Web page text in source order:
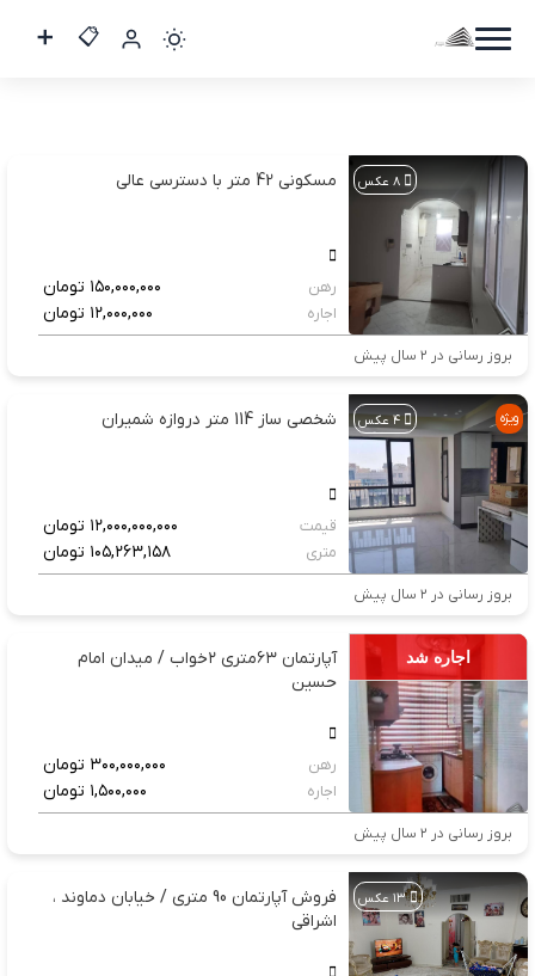
مسکونی 42 متر با دسترسی عالی
رهن ۱۵۰,۰۰۰,۰۰۰ تومان
اجاره ۱۲,۰۰۰,۰۰۰ تومان
بروز رسانی در ۲ سال پیش
ویژه شخصی ساز 114 متر دروازه شمیران
قیمت ۱۲,۰۰۰,۰۰۰,۰۰۰ تومان
متری ۱۰۵,۲۶۳,۱۵۸ تومان
بروز رسانی در ۲ سال پیش
اجاره شد
آپارتمان ۶۳متری ۲خواب / میدان امام
حسین
رهن ۳۰۰,۰۰۰,۰۰۰ تومان
اجاره ۱,۵۰۰,۰۰۰ تومان
بروز رسانی در ۲ سال پیش
۱۳ عکس
فروش آپارتمان 90 متری / خیابان دماوند ،
اشراقی
کاربر
مهمان
ورود
به
حساب
ورود
ثبت
نام